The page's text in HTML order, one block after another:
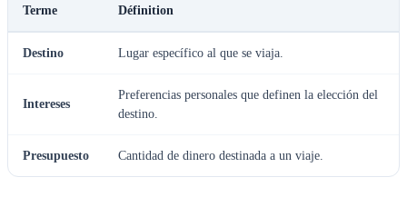
Terme Définition
Destino Lugar específico al que se viaja.
Intereses
Preferencias personales que definen la elección del
destino.
Presupuesto Cantidad de dinero destinada a un viaje.